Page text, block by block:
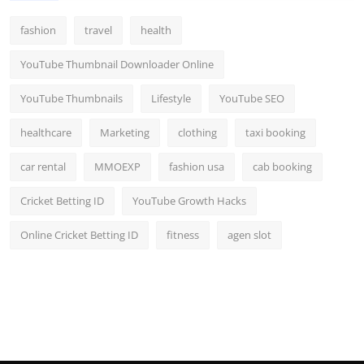
fashion travel health
YouTube Thumbnail Downloader Online
YouTube Thumbnails Lifestyle YouTube SEO
healthcare Marketing clothing taxi booking
car rental MMOEXP fashion usa cab booking
Cricket Betting ID YouTube Growth Hacks
Online Cricket Betting ID fitness agen slot